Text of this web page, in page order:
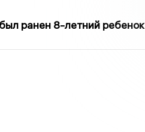
ранен 8-летний ребенок